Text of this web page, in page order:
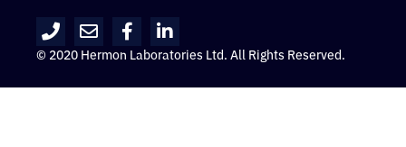
© 2020 Hermon Laboratories Ltd. All Rights Reserved.